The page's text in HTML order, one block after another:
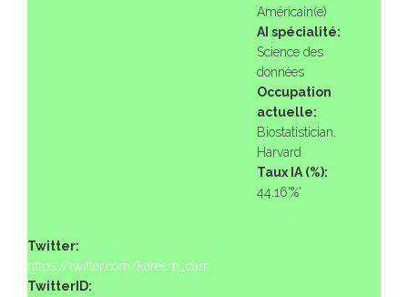
Américain(e)
AI spécialité:
Science des
données
Occupation
actuelle:
Biostatistician,
Harvard
Taux IA (%):
44.16'%'
Twitter:
https://twitter.com/kareem_carr
TwitterID: